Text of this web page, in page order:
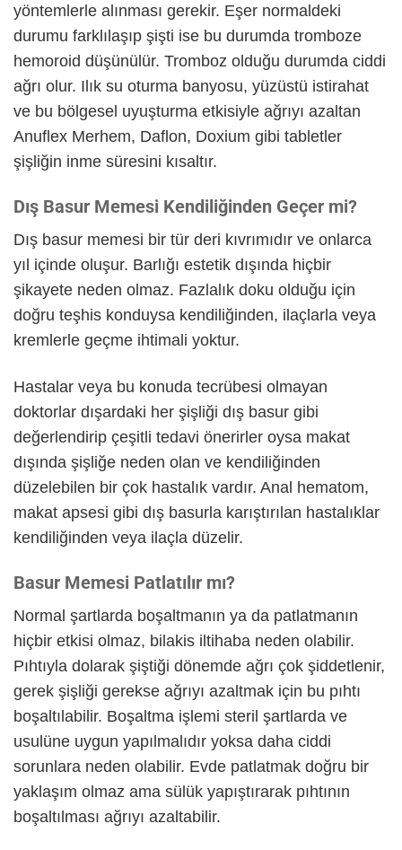
yöntemlerle alınması gerekir. Eşer normaldeki
durumu farklılaşıp şişti ise bu durumda tromboze
hemoroid düşünülür. Tromboz olduğu durumda ciddi
ağrı olur. Ilık su oturma banyosu, yüzüstü istirahat
ve bu bölgesel uyuşturma etkisiyle ağrıyı azaltan
Anuflex Merhem, Daflon, Doxium gibi tabletler
şişliğin inme süresini kısaltır.
Dış Basur Memesi Kendiliğinden Geçer mi?
Dış basur memesi bir tür deri kıvrımıdır ve onlarca
yıl içinde oluşur. Barlığı estetik dışında hiçbir
şikayete neden olmaz. Fazlalık doku olduğu için
doğru teşhis konduysa kendiliğinden, ilaçlarla veya
kremlerle geçme ihtimali yoktur.
Hastalar veya bu konuda tecrübesi olmayan
doktorlar dışardaki her şişliği dış basur gibi
değerlendirip çeşitli tedavi önerirler oysa makat
dışında şişliğe neden olan ve kendiliğinden
düzelebilen bir çok hastalık vardır. Anal hematom,
makat apsesi gibi dış basurla karıştırılan hastalıklar
kendiliğinden veya ilaçla düzelir.
Basur Memesi Patlatılır mı?
Normal şartlarda boşaltmanın ya da patlatmanın
hiçbir etkisi olmaz, bilakis iltihaba neden olabilir.
Pıhtıyla dolarak şiştiği dönemde ağrı çok şiddetlenir,
gerek şişliği gerekse ağrıyı azaltmak için bu pıhtı
boşaltılabilir. Boşaltma işlemi steril şartlarda ve
usulüne uygun yapılmalıdır yoksa daha ciddi
sorunlara neden olabilir. Evde patlatmak doğru bir
yaklaşım olmaz ama sülük yapıştırarak pıhtının
boşaltılması ağrıyı azaltabilir.